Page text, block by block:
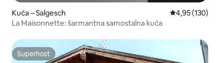
Kuća – Salgesch Prosječna
4,95 (130)
La Maisonnette: šarmantna samostalna kuća
Superhost
Superhost